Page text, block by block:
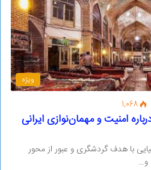
ویژه
1,068
امنیت و مهمان‌نوازی ایرانی
با هدف گردشگری و عبور از محور
و…